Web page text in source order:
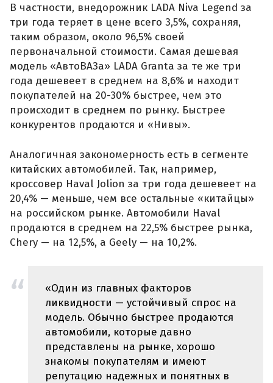
В частности, внедорожник LADA Niva Legend за
три года теряет в цене всего 3,5%, сохраняя,
таким образом, около 96,5% своей
первоначальной стоимости. Самая дешевая
модель «АвтоВАЗа» LADA Granta за те же три
года дешевеет в среднем на 8,6% и находит
покупателей на 20-30% быстрее, чем это
происходит в среднем по рынку. Быстрее
конкурентов продаются и «Нивы».
Аналогичная закономерность есть в сегменте
китайских автомобилей. Так, например,
кроссовер Haval Jolion за три года дешевеет на
20,4% — меньше, чем все остальные «китайцы»
на российском рынке. Автомобили Haval
продаются в среднем на 22,5% быстрее рынка,
Chery — на 12,5%, а Geely — на 10,2%.
«Один из главных факторов
ликвидности — устойчивый спрос на
модель. Обычно быстрее продаются
автомобили, которые давно
представлены на рынке, хорошо
знакомы покупателям и имеют
репутацию надежных и понятных в